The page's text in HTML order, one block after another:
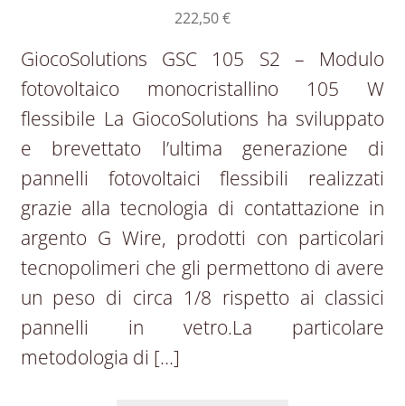
222,50€
GiocoSolutions GSC 105 S2 – Modulo
fotovoltaico monocristallino 105 W
flessibile La GiocoSolutions ha sviluppato
e brevettato l’ultima generazione di
pannelli fotovoltaici flessibili realizzati
grazie alla tecnologia di contattazione in
argento G Wire, prodotti con particolari
tecnopolimeri che gli permettono di avere
un peso di circa 1/8 rispetto ai classici
pannelli in vetro.La particolare
metodologia di […]